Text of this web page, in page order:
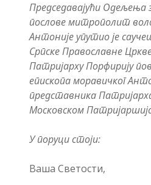
Председавајући Одељења
послове митрополит
Антоније упутио је
Српске Православне
Патријарху Порфирију
епископа моравичког
представника
Московском
У поруци стоји:
Ваша Светости,